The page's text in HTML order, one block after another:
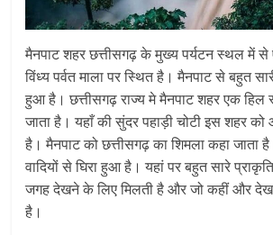
मैनपाट शहर छत्तीसगढ़ के मुख्य पर्यटन स्थल में
विंध्य पर्वत माला पर स्थित है। मैनपाट से बहुत
हुआ है। छत्तीसगढ़ राज्य मे मैनपाट शहर एक
जाता है। यहाँ की सुंदर पहाड़ी चोटी इस शहर
है। मैनपाट को छत्तीसगढ़ का शिमला कहा
वादियों से घिरा हुआ है। यहां पर बहुत सारे
जगह देखने के लिए मिलती है और जो कहीं और
है।